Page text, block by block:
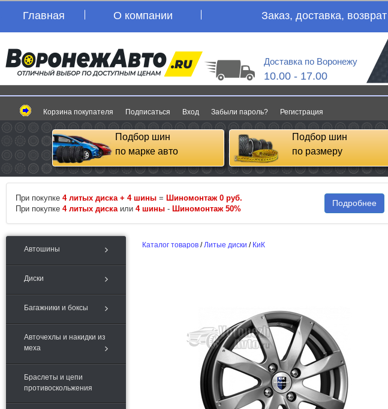
Главная О компании Заказ, доставка, возврат
Доставка по Воронежу
10.00 - 17.00
Корзина покупателя Подписаться Вход Забыли пароль? Регистрация
Подбор шин
по марке авто
Подбор шин
по размеру
При покупке 4 литых диска + 4 шины = Шиномонтаж 0 руб.
При покупке 4 литых диска или 4 шины - Шиномонтаж 50%
Подробнее
Автошины
Диски
Багажники и боксы
Авточехлы и накидки из
меха
Браслеты и цепи
противоскольжения
Каталог товаров /Литые диски / КиК